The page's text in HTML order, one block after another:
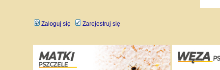
Zaloguj się Zarejestruj się